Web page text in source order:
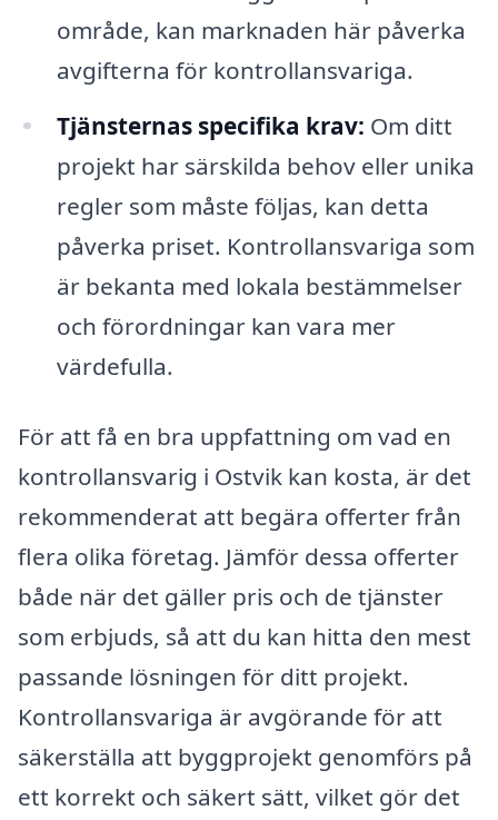
område, kan marknaden här påverka
avgifterna för kontrollansvariga.
Tjänsternas specifika krav: Om ditt
projekt har särskilda behov eller unika
regler som måste följas, kan detta
påverka priset. Kontrollansvariga som
är bekanta med lokala bestämmelser
och förordningar kan vara mer
värdefulla.
För att få en bra uppfattning om vad en
kontrollansvarig i Ostvik kan kosta, är det
rekommenderat att begära offerter från
flera olika företag. Jämför dessa offerter
både när det gäller pris och de tjänster
som erbjuds, så att du kan hitta den mest
passande lösningen för ditt projekt.
Kontrollansvariga är avgörande för att
säkerställa att byggprojekt genomförs på
ett korrekt och säkert sätt, vilket gör det